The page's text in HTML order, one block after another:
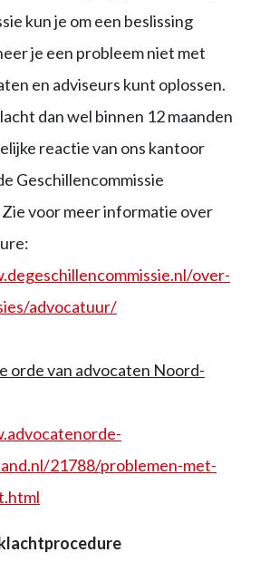
kun je om een beslissing
je een probleem niet met
en adviseurs kunt oplossen.
dan wel binnen 12 maanden
reactie van ons kantoor
Geschillencommissie
voor meer informatie over
over-
advocatuur/
orde van advocaten Noord-
21788/problemen-met-